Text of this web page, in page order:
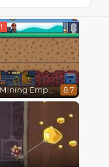
Idle Mining Empire 8.7